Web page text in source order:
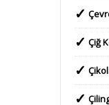
Çiğ